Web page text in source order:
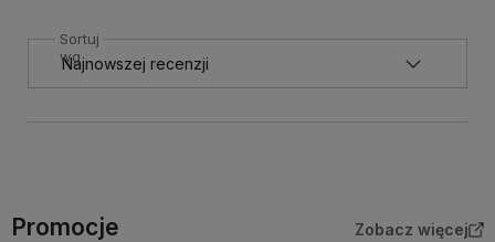
Sortuj
wg
Promocje Zobacz więcej